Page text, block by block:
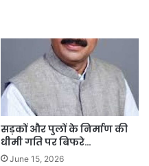
सड़कों और पुलों के निर्माण की
धीमी गति पर बिफरे…
June 15, 2026